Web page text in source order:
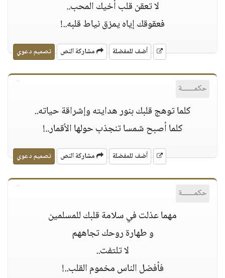
ﻻ تعقن قلب أخيك المحب..
فعقوقك إياه يمزق نياط قلبه..!
أضف للمفضلة مشاركة النص تصميم دعوي
حكمــــــة
كلما توهج قلبك بنور هدايته وإشراقة حياته..
كلما أصبح شمسا تنجذب حولها اﻷقمار..!
أضف للمفضلة مشاركة النص تصميم دعوي
حكمــــــة
مهما عذلت في سلامة قلبك للمسلمين
و طهارة روحك تجاههم
ﻻ تلتفت..
فأفضل الناس مخموم القلب..!